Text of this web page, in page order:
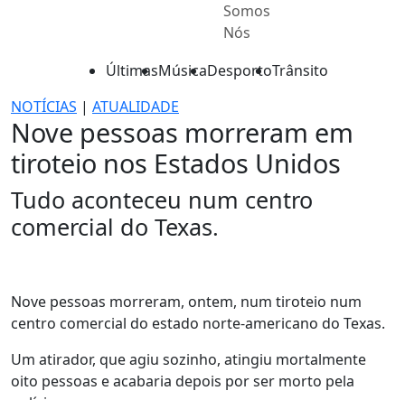
Somos
Nós
ÚltimasMúsicaDesportoTrânsito
NOTÍCIAS | ATUALIDADE
Nove pessoas morreram em
tiroteio nos Estados Unidos
Tudo aconteceu num centro
comercial do Texas.
Nove pessoas morreram, ontem, num tiroteio num
centro comercial do estado norte-americano do Texas.
Um atirador, que agiu sozinho, atingiu mortalmente
oito pessoas e acabaria depois por ser morto pela